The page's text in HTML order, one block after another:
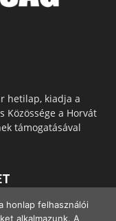
hetilap, kiadja a
Közössége a Horvát
támogatásával
honlap felhasználói
alkalmazunk. A